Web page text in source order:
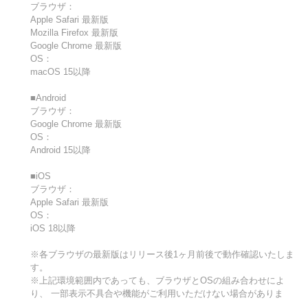
ブラウザ：
Apple Safari 最新版
Mozilla Firefox 最新版
Google Chrome 最新版
OS：
macOS 15以降
■Android
ブラウザ：
Google Chrome 最新版
OS：
Android 15以降
■iOS
ブラウザ：
Apple Safari 最新版
OS：
iOS 18以降
※各ブラウザの最新版はリリース後1ヶ月前後で動作確認いたしま
す。
※上記環境範囲内であっても、ブラウザとOSの組み合わせによ
り、 一部表示不具合や機能がご利用いただけない場合がありま